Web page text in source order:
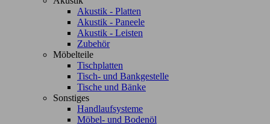
Akustik - Platten
Akustik - Paneele
Akustik - Leisten
Zubehör
Möbelteile
Tischplatten
Tisch- und Bankgestelle
Tische und Bänke
Sonstiges
Handlaufsysteme
Möbel- und Bodenöl